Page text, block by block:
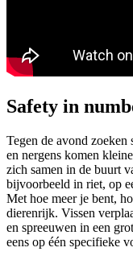
Safety in
Tegen de avond zoeken
en nergens komen
zich samen in de buurt
bijvoorbeeld in riet, op
Met hoe meer je bent,
dierenrijk. Vissen
en spreeuwen in een
eens op één specifieke